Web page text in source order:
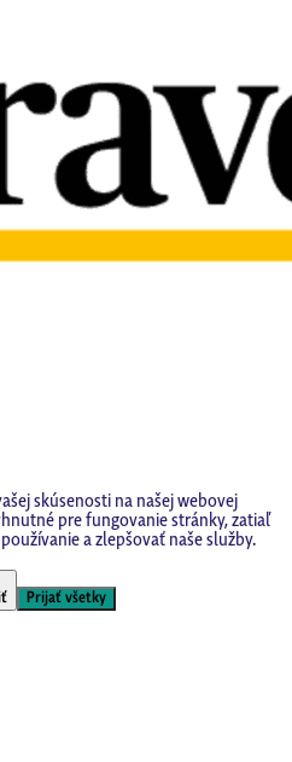
skúsenosti na našej webovej
pre fungovanie stránky, zatiaľ
a zlepšovať naše služby.
Prijať všetky